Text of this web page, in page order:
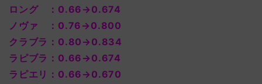
ロング ：0.66→0.674
ノヴァ ：0.76→0.800
クラブラ：0.80→0.834
ラピブラ：0.66→0.674
ラピエリ：0.66→0.670